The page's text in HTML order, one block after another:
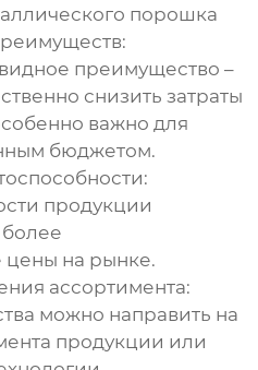
порошка
преимущество –
снизить затраты
важно для
бюджетом.
продукции
более
цены на рынке.
ассортимента:
можно направить на
продукции или